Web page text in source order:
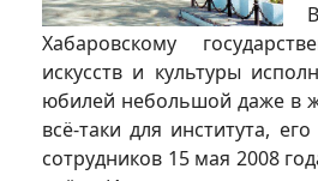
Хабаровскому
искусств и культуры
юбилей небольшой даже в
всё-таки для института,
сотрудников 15 мая 2008